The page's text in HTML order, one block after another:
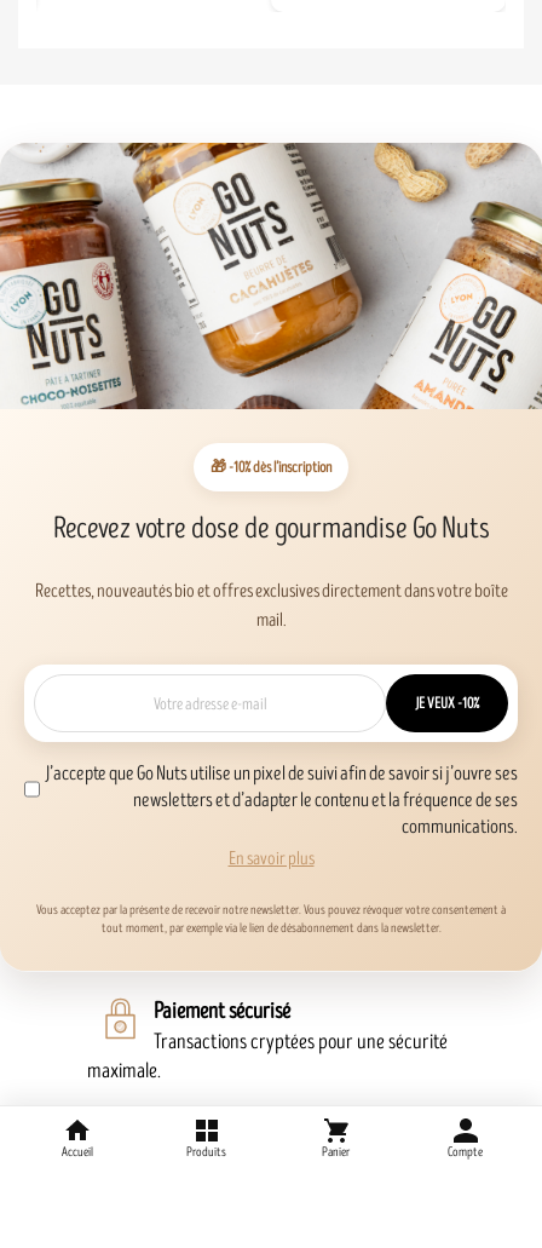
🎁 -10% dès l’inscription
Recevez votre dose de gourmandise Go Nuts
Recettes, nouveautés bio et offres exclusives directement dans votre boîte
mail.
JE VEUX -10%
J’accepte que Go Nuts utilise un pixel de suivi afin de savoir si j’ouvre ses
newsletters et d’adapter le contenu et la fréquence de ses
communications.
En savoir plus
Vous acceptez par la présente de recevoir notre newsletter. Vous pouvez révoquer votre consentement à
tout moment, par exemple via le lien de désabonnement dans la newsletter.
Paiement sécurisé
Transactions cryptées pour une sécurité
maximale.
Politique de livraison
Livraison rapide et suivi de votre
Accueil Produits Panier Compte